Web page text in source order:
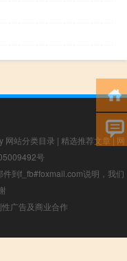
网站分类目录 | 精选推荐文章| 网
号
到f_fb#foxmail.com说明，我们
广告及商业合作